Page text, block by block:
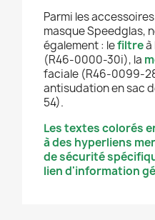
Parmi les
masque Speedglas,
également : lefiltreà
(R46-0000-30i), la
faciale (R46-0099-
antisudation en sac
54).
Les textes colorés
à des hyperliens
de sécurité
lien d'information